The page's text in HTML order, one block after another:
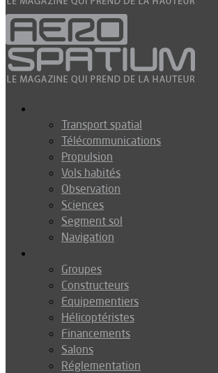
Transport spatial
Télécommunications
Propulsion
Vols habités
Observation
Sciences
Segment sol
Navigation
Groupes
Constructeurs
Equipementiers
Hélicoptéristes
Financements
Salons
Réglementation